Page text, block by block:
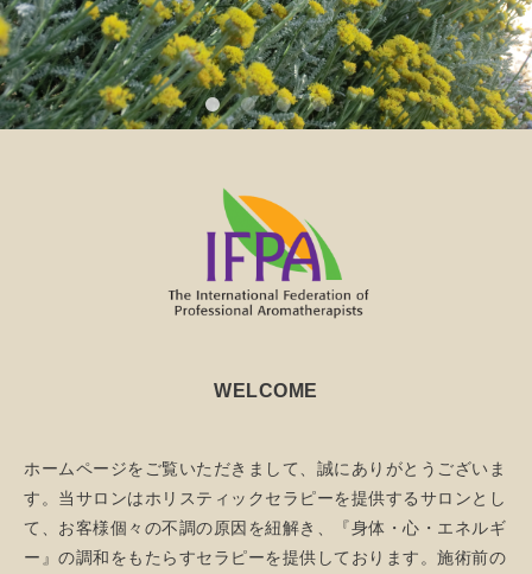
WELCOME
ホームページをご覧いただきまして、誠にありがとうございま
す。当サロンはホリスティックセラピーを提供するサロンとし
て、お客様個々の不調の原因を紐解き、『身体・心・エネルギ
ー』の調和をもたらすセラピーを提供しております。施術前の